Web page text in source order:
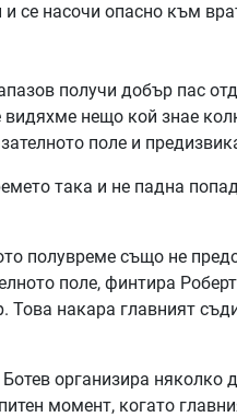
се насочи опасно към
получи добър пас
нещо кой знае
поле и
така и не падна
полувреме също не
поле, финтира
Това накара главният
организира няколко
момент, когато